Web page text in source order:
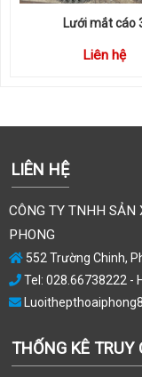
Lưới mắt cáo
Liên hệ
LIÊN HỆ
CÔNG TY TNHH
PHONG
552 Trường Chinh,
Tel: 028.66738222 -
THỐNG KÊ TRUY